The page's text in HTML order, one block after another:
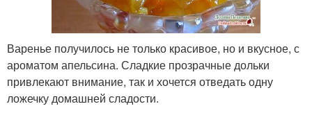
Варенье получилось не только красивое, но и вкусное, с
ароматом апельсина. Сладкие прозрачные дольки
привлекают внимание, так и хочется отведать одну
ложечку домашней сладости.